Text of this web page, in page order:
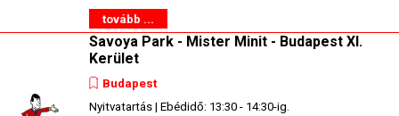
tovább ...
Savoya Park - Mister Minit - Budapest XI.
Kerület
Budapest
Nyitvatartás | Ebédidő: 13:30 - 14:30-ig.